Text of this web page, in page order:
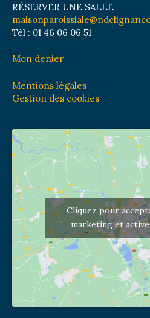
RÉSERVER UNE SALLE
Tél : 01 46 06 06 51
Mon denier
Mentions légales
Gestion des cookies
Cliquez pour
marketing et